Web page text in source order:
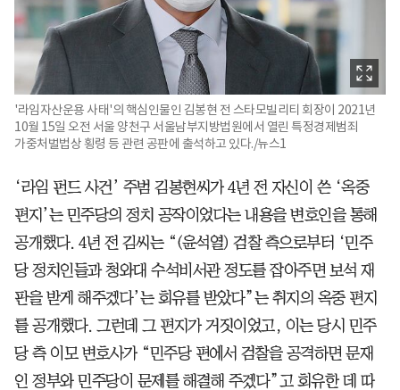
'라임자산운용 사태'의 핵심인물인 김봉현 전 스타모빌리티 회장이 2021년
10월 15일 오전 서울 양천구 서울남부지방법원에서 열린 특정경제범죄
가중처벌법상 횡령 등 관련 공판에 출석하고 있다./뉴스1
‘라임 펀드 사건’ 주범 김봉현씨가 4년 전 자신이 쓴 ‘옥중
편지’는 민주당의 정치 공작이었다는 내용을 변호인을 통해
공개했다. 4년 전 김씨는 “(윤석열) 검찰 측으로부터 ‘민주
당 정치인들과 청와대 수석비서관 정도를 잡아주면 보석 재
판을 받게 해주겠다’는 회유를 받았다”는 취지의 옥중 편지
를 공개했다. 그런데 그 편지가 거짓이었고, 이는 당시 민주
당 측 이모 변호사가 “민주당 편에서 검찰을 공격하면 문재
인 정부와 민주당이 문제를 해결해 주겠다”고 회유한 데 따